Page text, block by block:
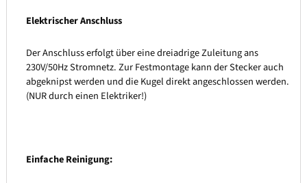
Elektrischer Anschluss
Der Anschluss erfolgt über eine dreiadrige Zuleitung ans
230V/50Hz Stromnetz. Zur Festmontage kann der Stecker auch
abgeknipst werden und die Kugel direkt angeschlossen werden.
(NUR durch einen Elektriker!)
Einfache Reinigung: